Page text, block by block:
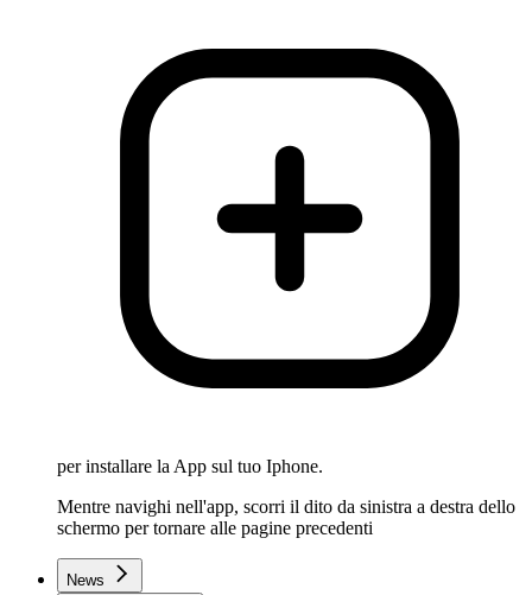
per installare la App sul tuo Iphone.
Mentre navighi nell'app, scorri il dito da sinistra a destra dello
schermo per tornare alle pagine precedenti
News